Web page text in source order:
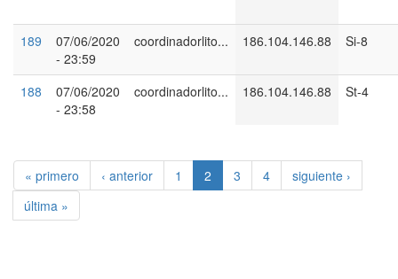
189
07/06/2020
- 23:59
coordinadorlito... 186.104.146.88 Si-8
188
07/06/2020
- 23:58
coordinadorlito... 186.104.146.88 St-4
« primero ‹ anterior 1 2 3 4
siguiente ›
última »